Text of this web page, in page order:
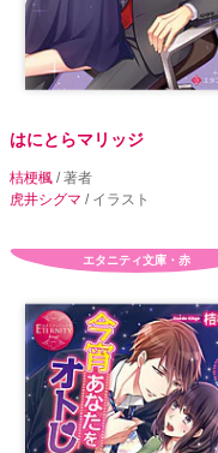
はにとらマリッジ
桔梗楓 / 著者
虎井シグマ / イラスト
エタニティ文庫・赤